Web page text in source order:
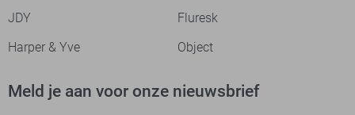
JDY
Fluresk
Harper & Yve
Object
Meld je aan voor onze nieuwsbrief